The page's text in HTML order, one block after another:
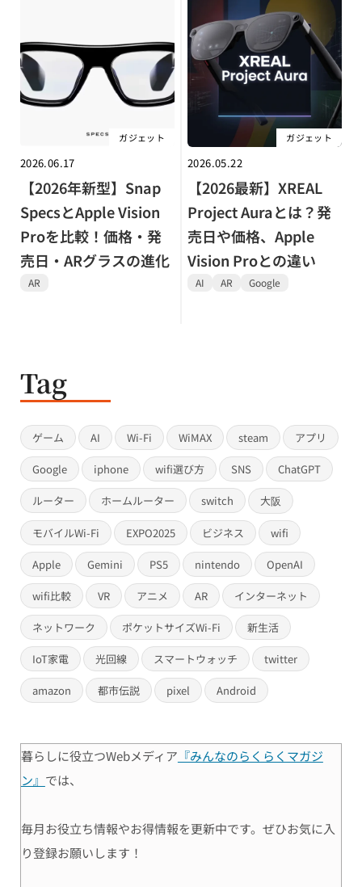
ガジェット
2026.06.17
【2026年新型】Snap
SpecsとApple Vision
Proを比較！価格・発
売日・ARグラスの進化
AR
ガジェット
2026.05.22
【2026最新】XREAL
Project Auraとは？発
売日や価格、Apple
Vision Proとの違い
AI AR Google
Tag
ゲーム AI Wi-Fi WiMAX steam アプリ
Google iphone wifi選び方 SNS ChatGPT
ルーター ホームルーター switch 大阪
モバイルWi-Fi EXPO2025 ビジネス wifi
Apple Gemini PS5 nintendo OpenAI
wifi比較 VR アニメ AR インターネット
ネットワーク ポケットサイズWi-Fi 新生活
IoT家電 光回線 スマートウォッチ twitter
amazon 都市伝説 pixel Android
暮らしに役立つWebメディア 『みんなのらくらくマガジ
ン』 では、
毎月お役立ち情報やお得情報を更新中です。ぜひお気に入
り登録お願いします！